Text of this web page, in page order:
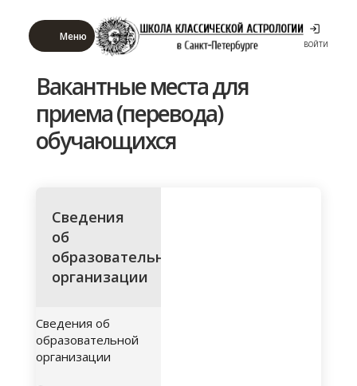
Меню
ВОЙТИ
Вакантные места для
приема (перевода)
обучающихся
Сведения
об
образовательной
организации
Сведения об
образовательной
организации